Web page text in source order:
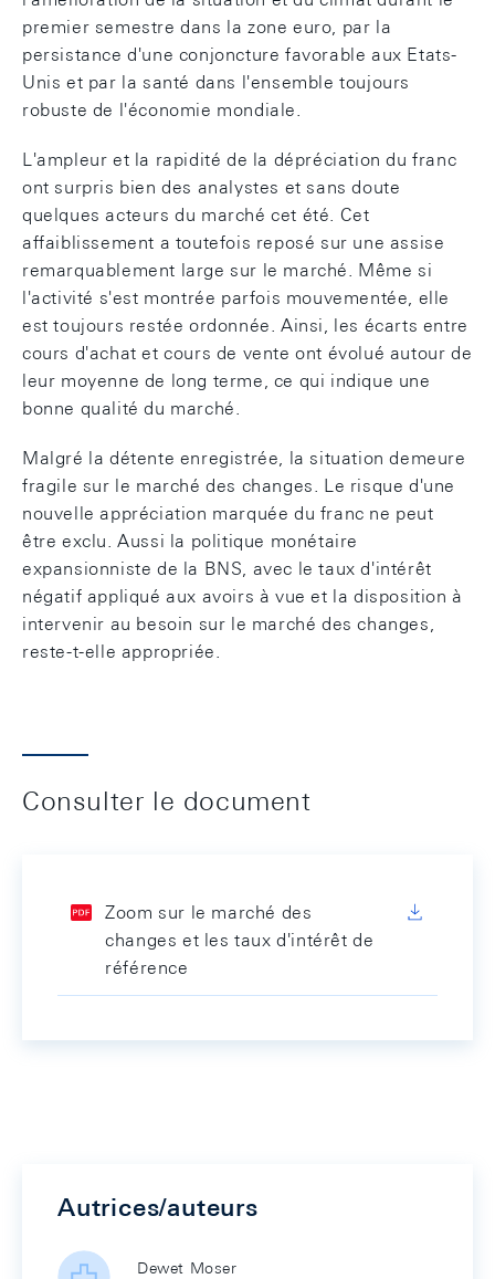
premier semestre dans la zone euro, par la
persistance d'une conjoncture favorable aux Etats-
Unis et par la santé dans l'ensemble toujours
robuste de l'économie mondiale.
L'ampleur et la rapidité de la dépréciation du franc
ont surpris bien des analystes et sans doute
quelques acteurs du marché cet été. Cet
affaiblissement a toutefois reposé sur une assise
remarquablement large sur le marché. Même si
l'activité s'est montrée parfois mouvementée, elle
est toujours restée ordonnée. Ainsi, les écarts entre
cours d'achat et cours de vente ont évolué autour de
leur moyenne de long terme, ce qui indique une
bonne qualité du marché.
Malgré la détente enregistrée, la situation demeure
fragile sur le marché des changes. Le risque d'une
nouvelle appréciation marquée du franc ne peut
être exclu. Aussi la politique monétaire
expansionniste de la BNS, avec le taux d'intérêt
négatif appliqué aux avoirs à vue et la disposition à
intervenir au besoin sur le marché des changes,
reste-t-elle appropriée.
Consulter le document
Zoom sur le marché des
changes et les taux d'intérêt de
référence
Autrices/auteurs
Dewet Moser